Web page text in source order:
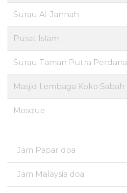
Surau Al-Jannah
Pusat Islam
Surau Taman Putra Perdana
Masjid Lembaga Koko Sabah
Mosque
Jam Papar doa
Jam Malaysia doa